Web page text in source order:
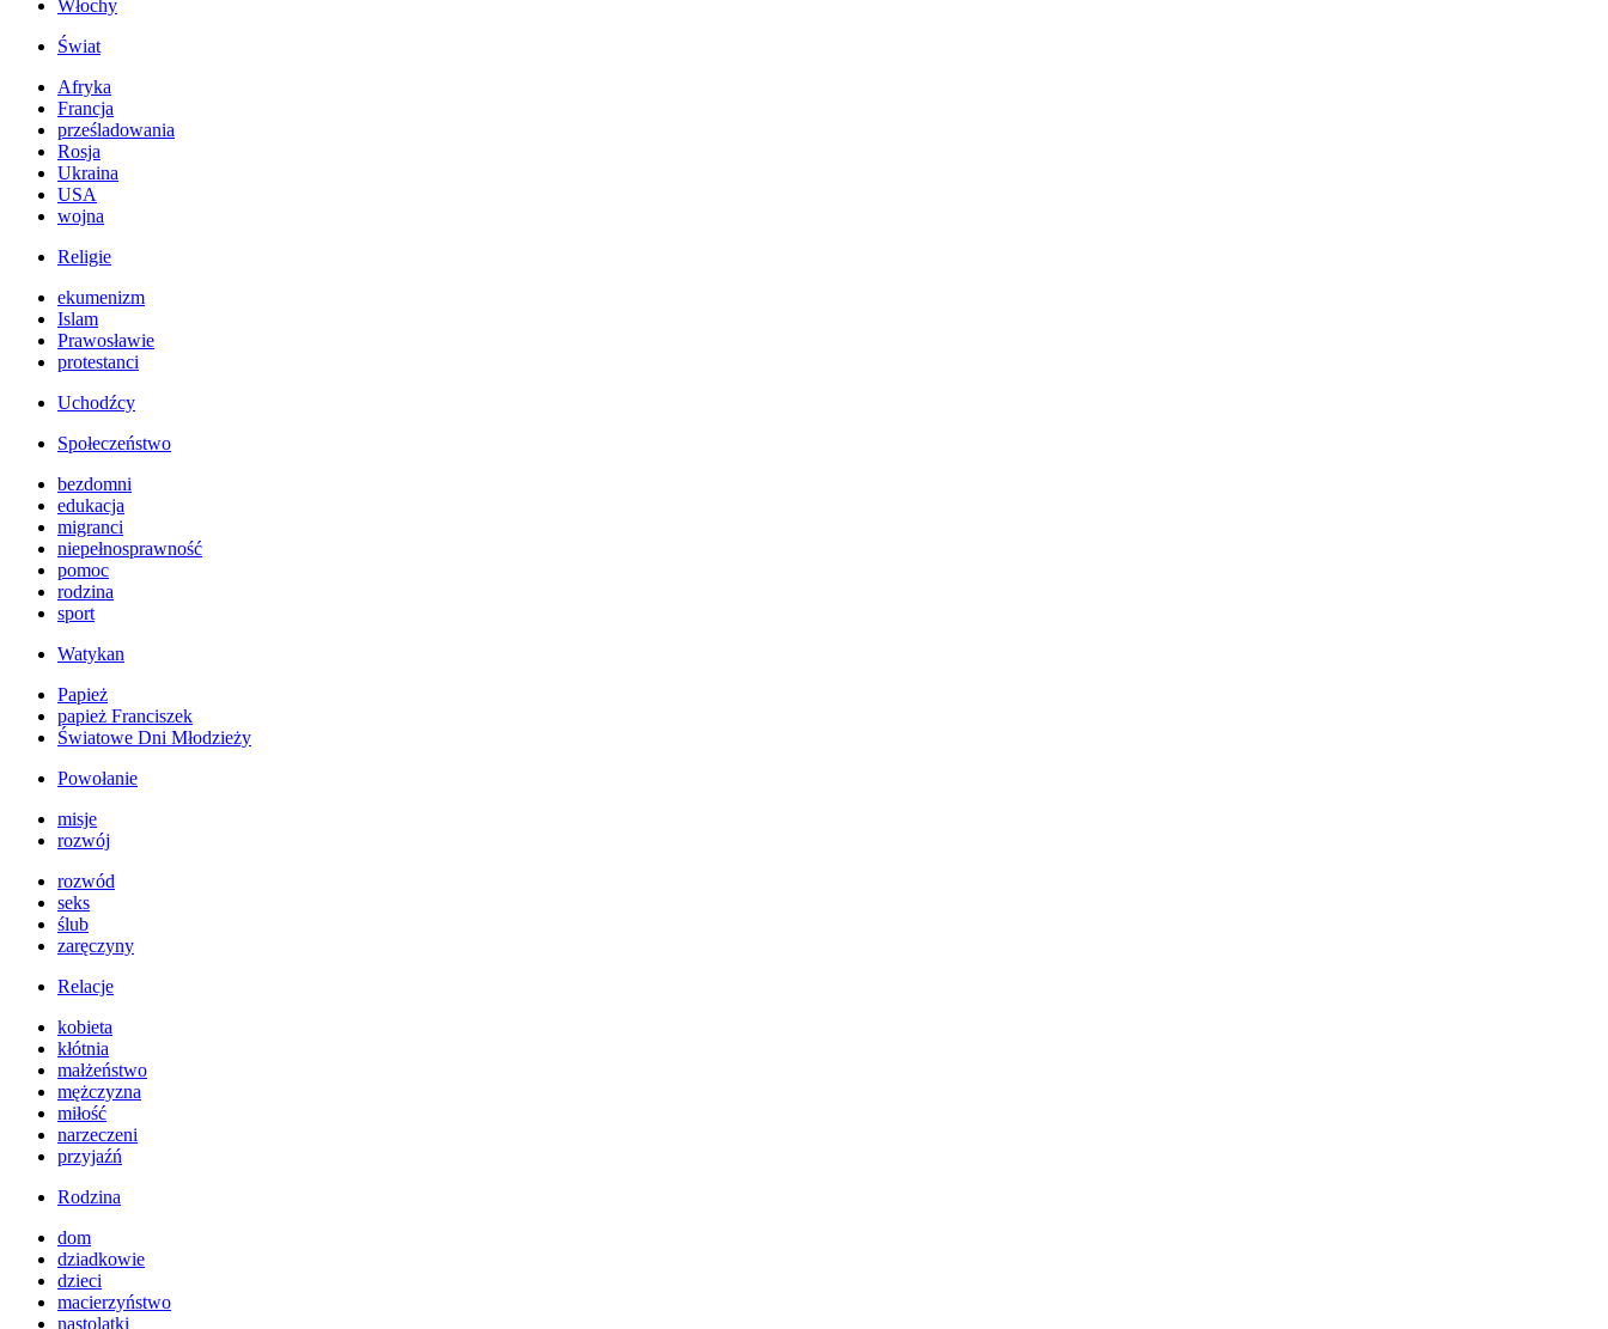
Włochy
Świat
Afryka
Francja
prześladowania
Rosja
Ukraina
USA
wojna
Religie
ekumenizm
Islam
Prawosławie
protestanci
Uchodźcy
Społeczeństwo
bezdomni
edukacja
migranci
niepełnosprawność
pomoc
rodzina
sport
Watykan
Papież
papież Franciszek
Światowe Dni Młodzieży
Powołanie
misje
rozwój
rozwód
seks
ślub
zaręczyny
Relacje
kobieta
kłótnia
małżeństwo
mężczyzna
miłość
narzeczeni
przyjaźń
Rodzina
dom
dziadkowie
dzieci
macierzyństwo
nastolatki